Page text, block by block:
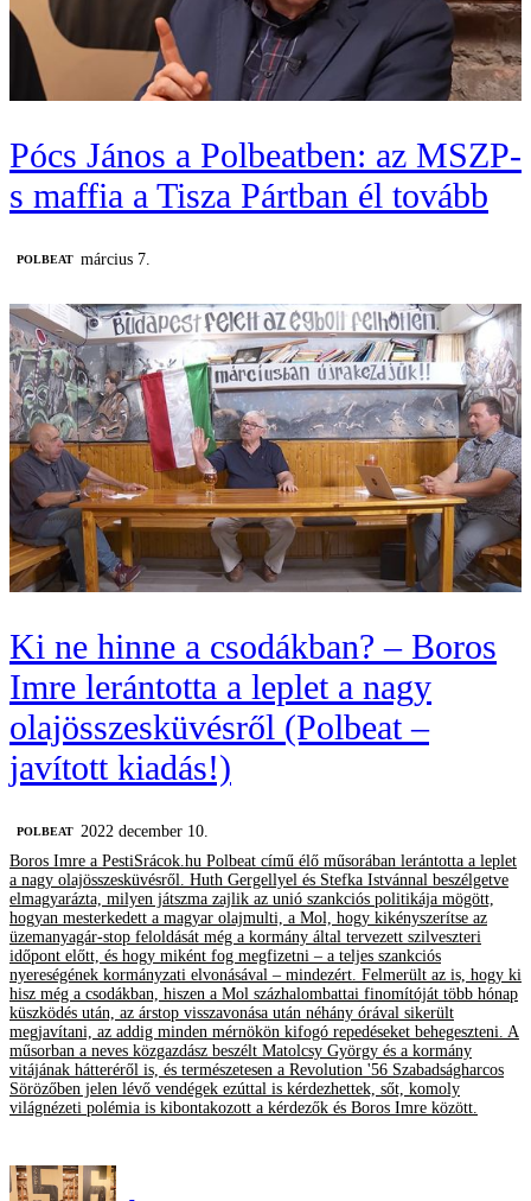
Pócs János a Polbeatben: az MSZP-
s maffia a Tisza Pártban él tovább
‎POLBEAT március 7.
Ki ne hinne a csodákban? – Boros
Imre lerántotta a leplet a nagy
olajösszesküvésről (Polbeat –
javított kiadás!)
‎POLBEAT
2022 december 10.
Boros Imre a PestiSrácok.hu Polbeat című élő műsorában lerántotta a leplet
a nagy olajösszesküvésről. Huth Gergellyel és Stefka Istvánnal beszélgetve
elmagyarázta, milyen játszma zajlik az unió szankciós politikája mögött,
hogyan mesterkedett a magyar olajmulti, a Mol, hogy kikényszerítse az
üzemanyagár-stop feloldását még a kormány által tervezett szilveszteri
időpont előtt, és hogy miként fog megfizetni – a teljes szankciós
nyereségének kormányzati elvonásával – mindezért. Felmerült az is, hogy ki
hisz még a csodákban, hiszen a Mol százhalombattai finomítóját több hónap
küszködés után, az árstop visszavonása után néhány órával sikerült
megjavítani, az addig minden mérnökön kifogó repedéseket behegeszteni. A
műsorban a neves közgazdász beszélt Matolcsy György és a kormány
vitájának hátteréről is, és természetesen a Revolution '56 Szabadságharcos
Sörözőben jelen lévő vendégek ezúttal is kérdezhettek, sőt, komoly
világnézeti polémia is kibontakozott a kérdezők és Boros Imre között.